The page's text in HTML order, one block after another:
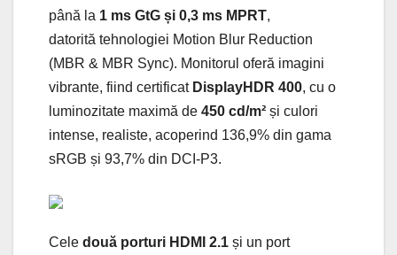
până la 1 ms GtG și 0,3 ms MPRT,
datorită tehnologiei Motion Blur Reduction
(MBR & MBR Sync). Monitorul oferă imagini
vibrante, fiind certificat DisplayHDR 400, cu o
luminozitate maximă de 450 cd/m² și culori
intense, realiste, acoperind 136,9% din gama
sRGB și 93,7% din DCI-P3.
Cele două porturi HDMI 2.1 și un port